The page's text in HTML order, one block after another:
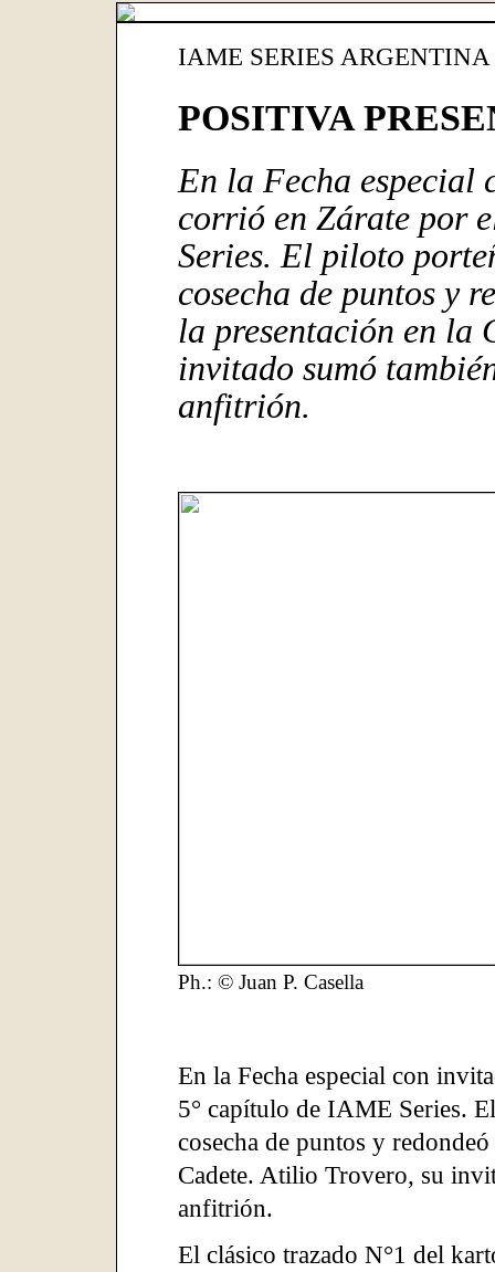
IAME SERIES
POSITIVA
En la Fecha especial
corrió en Zárate por
Series. El piloto
cosecha de puntos y
la presentación en la
invitado sumó
anfitrión.
Ph.: © Juan P. Casella
En la Fecha especial con
5° capítulo de IAME Series.
cosecha de puntos y
Cadete. Atilio Trovero, su
anfitrión.
El clásico trazado N°1 del